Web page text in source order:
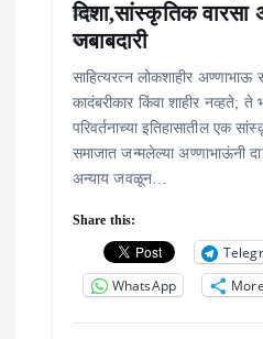
दिशा,सांस्कृतिक वारसा
जबाबदारी
साहित्यरत्न लोकशाहीर
कादंबरीकार किंवा शाहीर नव्हते; ते
परिवर्तनाच्या इतिहासातील एक
समाजात जन्मलेल्या अण्णाभाऊंनी
अन्याय जवळून…
Share this:
WhatsApp
More